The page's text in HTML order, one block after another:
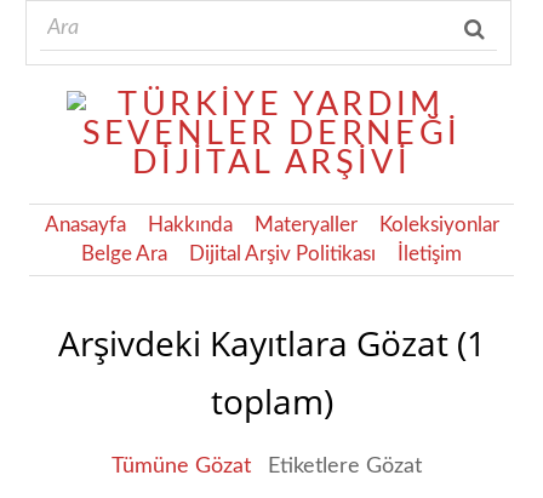
Anasayfa Hakkında Materyaller
Koleksiyonlar
Belge Ara
Dijital Arşiv Politikası İletişim
Arşivdeki Kayıtlara Gözat (1
toplam)
Tümüne Gözat
Etiketlere Gözat